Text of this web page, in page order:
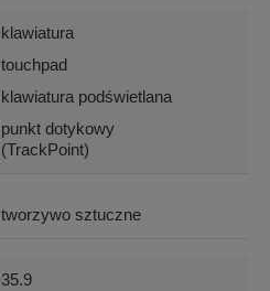
klawiatura
touchpad
klawiatura podświetlana
punkt dotykowy
(TrackPoint)
tworzywo sztuczne
35.9